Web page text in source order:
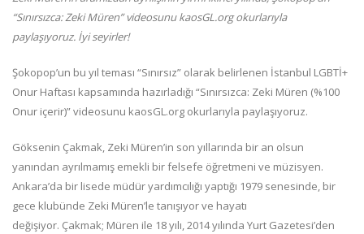
“Sınırsızca: Zeki Müren” videosunu kaosGL.org okurlarıyla
paylaşıyoruz. İyi seyirler!
Şokopop’un bu yıl teması “Sınırsız” olarak belirlenen İstanbul LGBTİ+
Onur Haftası kapsamında hazırladığı “Sınırsızca: Zeki Müren (%100
Onur içerir)” videosunu kaosGL.org okurlarıyla paylaşıyoruz.
Göksenin Çakmak, Zeki Müren’in son yıllarında bir an olsun
yanından ayrılmamış emekli bir felsefe öğretmeni ve müzisyen.
Ankara’da bir lisede müdür yardımcılığı yaptığı 1979 senesinde, bir
gece klubünde Zeki Müren’le tanışıyor ve hayatı
değişiyor. Çakmak; Müren ile 18 yılı, 2014 yılında Yurt Gazetesi’den